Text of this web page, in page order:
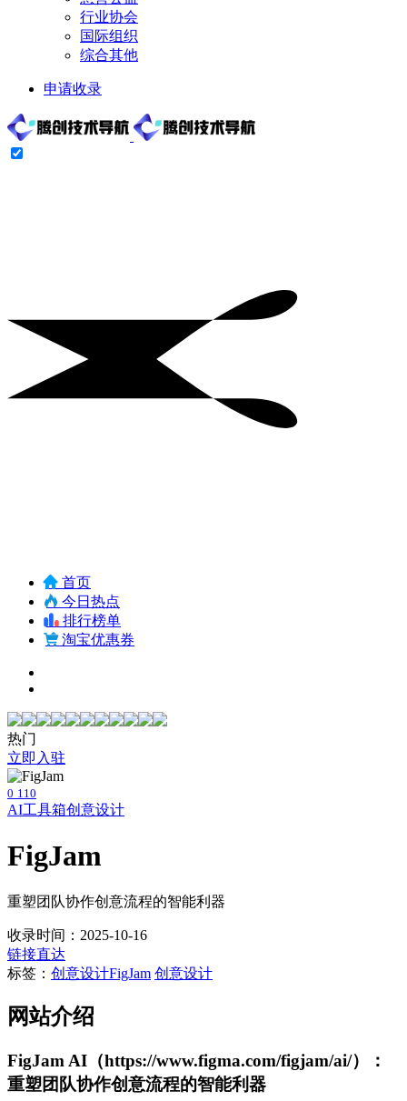
行业协会
国际组织
综合其他
申请收录
首页
今日热点
排行榜单
淘宝优惠券
热门
立即入驻
0 110
AI工具箱创意设计
FigJam
重塑团队协作创意流程的智能利器
收录时间：2025-10-16
链接直达
标签： 创意设计FigJam 创意设计
网站介绍
FigJam AI（https://www.figma.com/figjam/ai/）：
重塑团队协作创意流程的智能利器